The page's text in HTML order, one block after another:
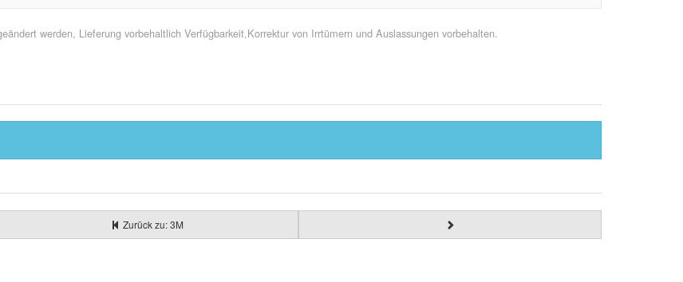
werden, Lieferung vorbehaltlich Verfügbarkeit,Korrektur von Irrtümern und Auslassungen vorbehalten.
Zurück zu: 3M